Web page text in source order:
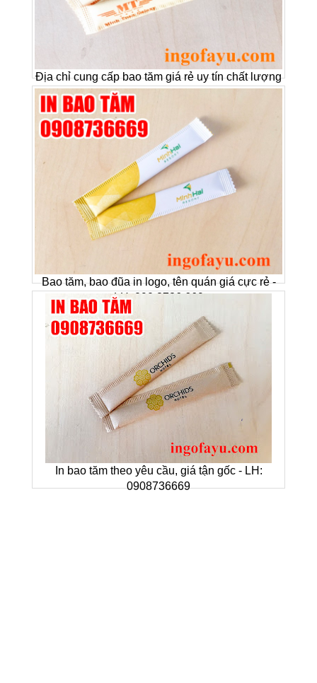
Địa chỉ cung cấp bao tăm giá rẻ uy tín chất lượng
Bao tăm, bao đũa in logo, tên quán giá cực rẻ -
LH: 090 8736 669
In bao tăm theo yêu cầu, giá tận gốc - LH:
0908736669